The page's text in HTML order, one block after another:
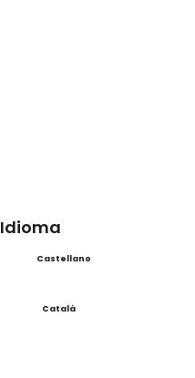
Idioma
Castellano
Català